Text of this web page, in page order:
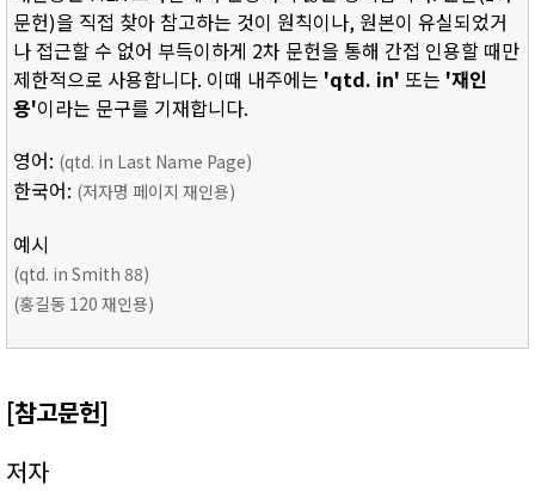
문헌)을 직접 찾아 참고하는 것이 원칙이나, 원본이 유실되었거
나 접근할 수 없어 부득이하게 2차 문헌을 통해 간접 인용할 때만
제한적으로 사용합니다. 이때 내주에는 'qtd. in' 또는 '재인
용'이라는 문구를 기재합니다.
영어: (qtd. in Last Name Page)
한국어: (저자명 페이지 재인용)
예시
(qtd. in Smith 88)
(홍길동 120 재인용)
[참고문헌]
저자